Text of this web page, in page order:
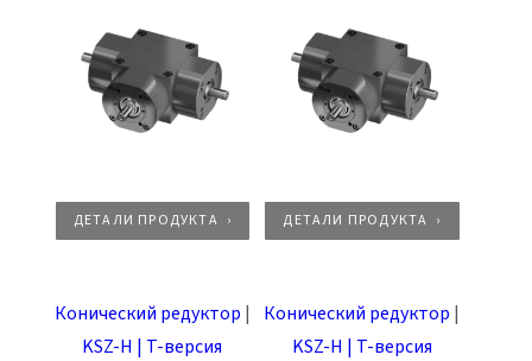
ДЕТАЛИ ПРОДУКТА ДЕТАЛИ ПРОДУКТА
Конический редуктор |
KSZ-H | T-версия
Конический редуктор |
KSZ-H | T-версия